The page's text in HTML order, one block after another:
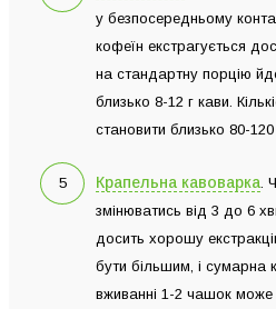
у безпосередньому
кофеїн екстрагується
на стандартну порцію
близько 8-12 г кави.
становити близько 80-120
Крапельна кавоварка .
змінюватись від 3 до 6
досить хорошу
бути більшим, і сумарна
вживанні 1-2 чашок може